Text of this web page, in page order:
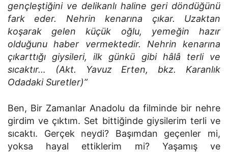
gençleştiğini ve delikanlı haline geri döndüğünü
fark eder. Nehrin kenarına çıkar. Uzaktan
koşarak gelen küçük oğlu, yemeğin hazır
olduğunu haber vermektedir. Nehrin kenarına
çıkarttığı giysileri, ilk günkü gibi hâlâ terli ve
sıcaktır… (Akt. Yavuz Erten, bkz. Karanlık
Odadaki Suretler)”
Ben, Bir Zamanlar Anadolu da filminde bir nehre
girdim ve çıktım. Set bittiğinde giysilerim terli ve
sıcaktı. Gerçek neydi? Başımdan geçenler mi,
yoksa hayal ettiklerim mi? Yaşamış ve